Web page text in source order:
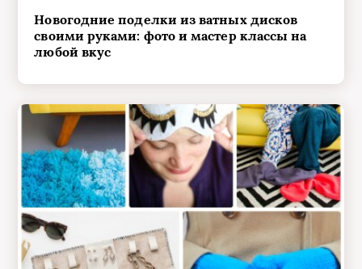
Новогодние поделки из ватных дисков
своими руками: фото и мастер классы на
любой вкус